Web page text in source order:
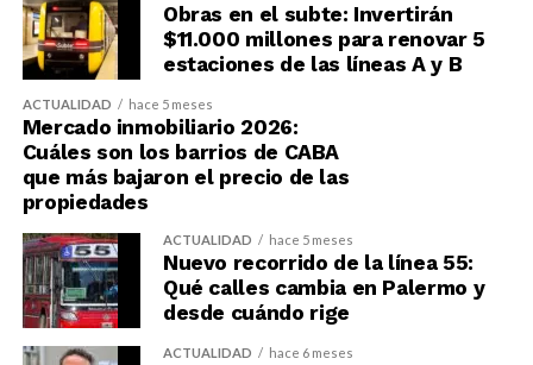
Obras en el subte: Invertirán
$11.000 millones para renovar 5
estaciones de las líneas A y B
ACTUALIDAD hace 5 meses
Mercado inmobiliario 2026:
Cuáles son los barrios de CABA
que más bajaron el precio de las
propiedades
ACTUALIDAD hace 5 meses
Nuevo recorrido de la línea 55:
Qué calles cambia en Palermo y
desde cuándo rige
ACTUALIDAD hace 6 meses